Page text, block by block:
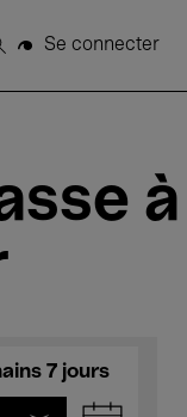
Se connecter
à
7 jours